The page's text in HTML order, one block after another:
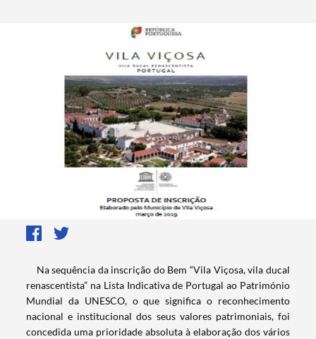
​ Na sequência da inscrição do Bem “Vila Viçosa, vila ducal
renascentista” na Lista Indicativa de Portugal ao Património
Mundial da UNESCO, o que significa o reconhecimento
nacional e institucional dos seus valores patrimoniais, foi
concedida uma prioridade absoluta à elaboração dos vários